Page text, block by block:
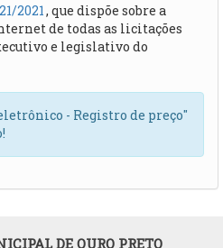
2021 , que dispõe sobre a
de todas as licitações
e legislativo do
- Registro de preço"
DE OURO PRETO